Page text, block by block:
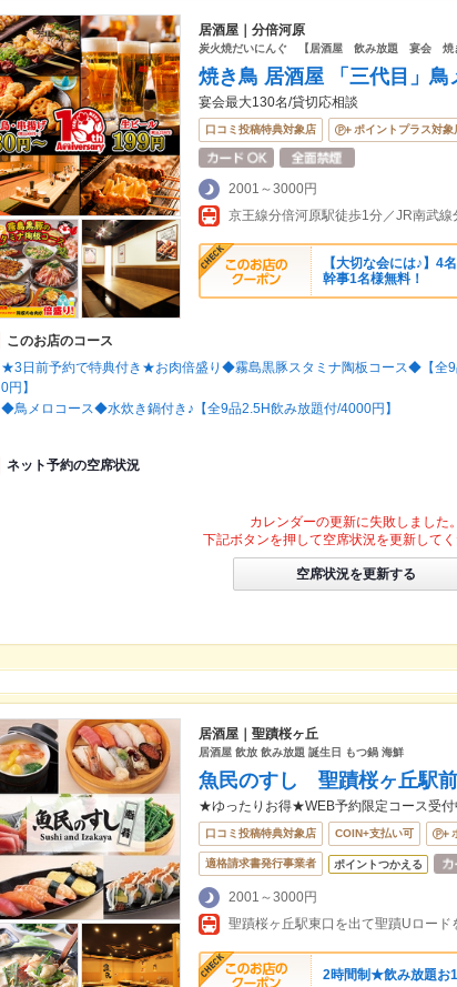
居酒屋｜分倍河原
炭火焼だいにんぐ 【居酒屋 飲み放題 宴会 焼
焼き鳥 居酒屋 「三代目」
宴会最大130名/貸切応相談
口コミ投稿特典対象店 ポイントプラス対象
2001～3000円
京王線分倍河原駅徒歩1分／JR南武
【大切な会には♪】4
幹事1名様無料！
このお店のコース
★3日前予約で特典付き★お肉倍盛り◆霧島黒豚スタミナ陶板コース◆【全
0円】
◆鳥メロコース◆水炊き鍋付き♪【全9品2.5H飲み放題付/4000円】
ネット予約の空席状況
カレンダーの更新に失敗しました。
下記ボタンを押して空席状況を更新してく
空席状況を更新する
居酒屋｜聖蹟桜ヶ丘
居酒屋 飲放 飲み放題 誕生日 もつ鍋 海鮮
魚民のすし 聖蹟桜ヶ丘駅
★ゆったりお得★WEB予約限定コース受付
口コミ投稿特典対象店 COIN+支払い可
適格請求書発行事業者 ポイントつかえる
2001～3000円
2時間制★飲み放題お